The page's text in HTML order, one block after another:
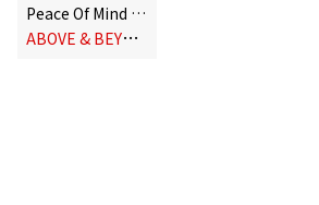
Peace Of Mind [Remixes] - EP
A
BOVE & BEYOND feat.ZOE JOHNSTON